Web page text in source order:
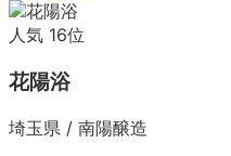
人気 16位
花陽浴
埼玉県 / 南陽醸造